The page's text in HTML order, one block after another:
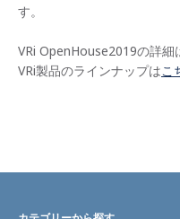
す。
VRi OpenHouse2019の詳細
VRi製品のラインナップはこ